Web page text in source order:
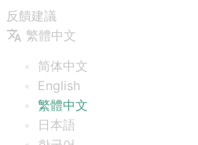
反饋建議
繁體中文
简体中文
English
繁體中文
日本語